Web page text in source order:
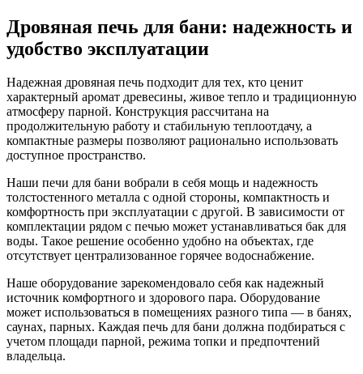
Дровяная печь для бани: надежность и
удобство эксплуатации
Надежная дровяная печь подходит для тех, кто ценит
характерный аромат древесины, живое тепло и традиционную
атмосферу парной. Конструкция рассчитана на
продолжительную работу и стабильную теплоотдачу, а
компактные размеры позволяют рационально использовать
доступное пространство.
Наши печи для бани вобрали в себя мощь и надежность
толстостенного металла с одной стороны, компактность и
комфортность при эксплуатации с другой. В зависимости от
комплектации рядом с печью может устанавливаться бак для
воды. Такое решение особенно удобно на объектах, где
отсутствует централизованное горячее водоснабжение.
Наше оборудование зарекомендовало себя как надежный
источник комфортного и здорового пара. Оборудование
может использоваться в помещениях разного типа — в банях,
саунах, парных. Каждая печь для бани должна подбираться с
учетом площади парной, режима топки и предпочтений
владельца.